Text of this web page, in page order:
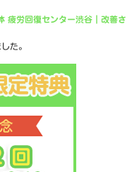
疲労回復センター渋谷｜改善さ
た。